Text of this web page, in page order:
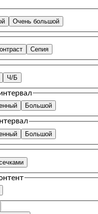
Очень большой
Сепия
Ч/Б
Большой
Большой